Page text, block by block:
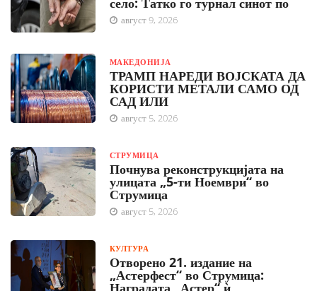
август 9, 2026
МАКЕДОНИЈА
ТРАМП НАРЕДИ ВОЈСКАТА ДА
КОРИСТИ МЕТАЛИ САМО ОД
САД ИЛИ
август 5, 2026
СТРУМИЦА
Почнува реконструкцијата на
улицата „5-ти Ноември“ во
Струмица
август 5, 2026
КУЛТУРА
Отворено 21. издание на
„Астерфест“ во Струмица:
Наградата „Астер“ ѝ